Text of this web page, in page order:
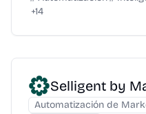
+14
Selligent by
Automatización de